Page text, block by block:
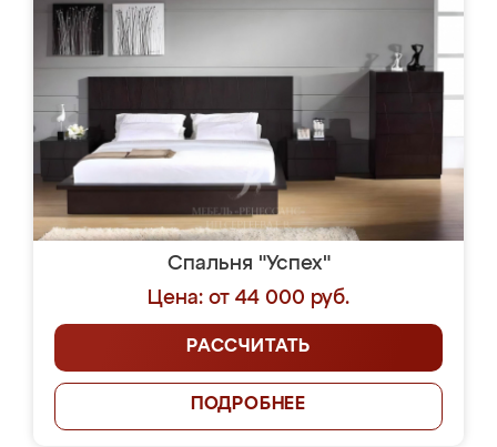
Спальня "Успех"
Цена: от 44 000 руб.
РАССЧИТАТЬ
ПОДРОБНЕЕ